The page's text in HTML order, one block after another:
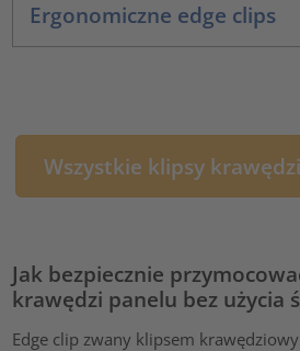
Ergonomiczne edge clips
Wszystkie klipsy
Jak bezpiecznie
krawędzi panelu bez użycia
Edge clip zwany klipsem